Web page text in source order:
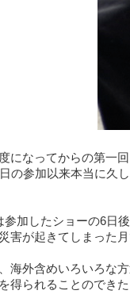
になってからの第一
の参加以来本当に久
参加したショーの6日
害が起きてしまった月
海外含めいろいろな
得られることのできた